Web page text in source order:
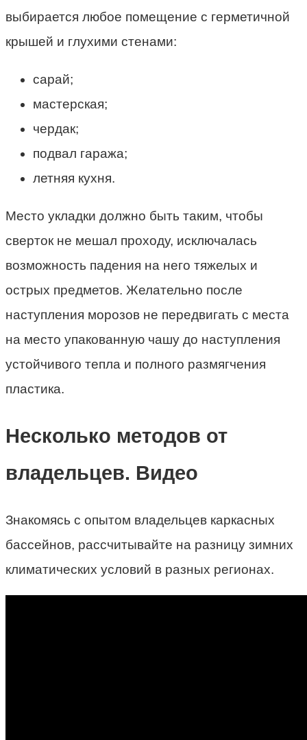
выбирается любое помещение с герметичной
крышей и глухими стенами:
сарай;
мастерская;
чердак;
подвал гаража;
летняя кухня.
Место укладки должно быть таким, чтобы
сверток не мешал проходу, исключалась
возможность падения на него тяжелых и
острых предметов. Желательно после
наступления морозов не передвигать с места
на место упакованную чашу до наступления
устойчивого тепла и полного размягчения
пластика.
Несколько методов от
владельцев. Видео
Знакомясь с опытом владельцев каркасных
бассейнов, рассчитывайте на разницу зимних
климатических условий в разных регионах.